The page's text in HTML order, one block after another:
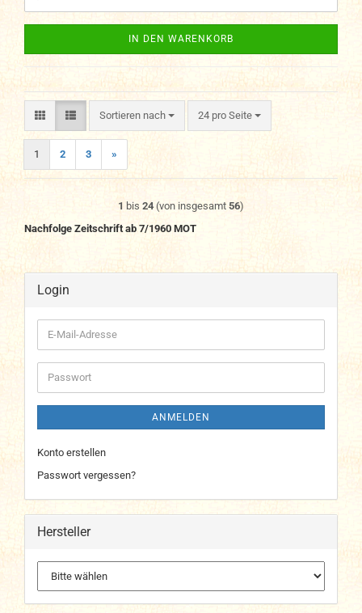
IN DEN WARENKORB
Sortieren nach
Sortieren nach 24 pro Seite
pro Seite
1 2 3 »
1 bis 24(von insgesamt 56)
Nachfolge Zeitschrift ab 7/1960 MOT
Login
E-
Mail-
Adresse
Passwort
ANMELDEN
Konto erstellen
Passwort vergessen?
Hersteller